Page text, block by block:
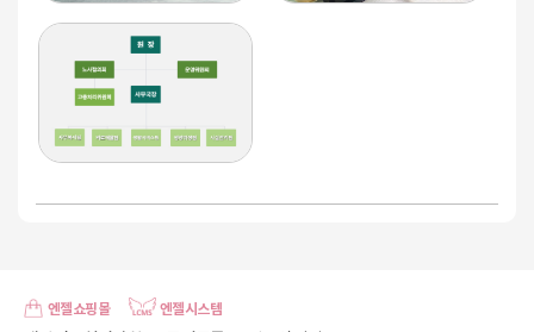
엔젤쇼핑몰 엔젤시스템